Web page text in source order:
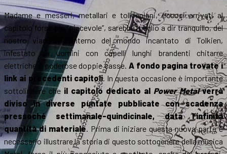
Madame e messeri, metallari e tolkieniani, eccoci arrivati al
capitolo forse più “piacevole”, sarebbe meglio a dir tranquillo, del
nostro viaggio all’interno del mondo incantato di Tolkien,
infestato da uomini con capelli lunghi brandenti chitarre
elettriche e poderose doppie casse. A fondo pagina trovate i
link ai precedenti capitoli. In questa occasione è importante
sottolineare che il capitolo dedicato al Power Metalverrà
diviso in diverse puntate pubblicate con scadenza
pressoché settimanale-quindicinale, data l’infinita
quantità di materiale. Prima di iniziare questa nuova parte è
necessario illustrare la storia di questo sottogenere della musica